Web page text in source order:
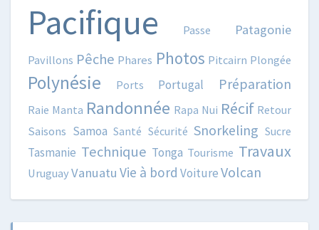
Pacifique Passe Patagonie
Pavillons Pêche Phares Photos Pitcairn Plongée
Polynésie Ports Portugal Préparation
Raie Manta Randonnée Rapa Nui Récif Retour
Saisons Samoa Santé Sécurité Snorkeling Sucre
Tasmanie Technique Tonga Tourisme Travaux
UruguayVanuatu Vie à bord VoitureVolcan